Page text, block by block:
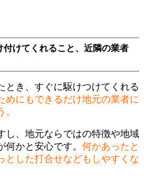
けてくれること、近隣の業者
とき、すぐに駆けつけてくれる
めにもできるだけ地元の業者に
し、地元ならではの特徴や地域
かと安心です。 何かあったと
とした打合せなどもしやすくな